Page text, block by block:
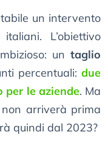
un intervento
L’obiettivo
un taglio
percentuali:due
per le aziende. Ma
arriverà prima
quindi dal 2023?